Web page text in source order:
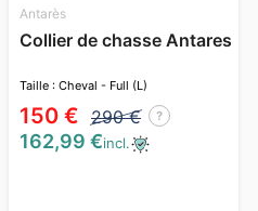
Antarès
Collier de chasse Antares
Taille : Cheval - Full (L)
150 € 290 € ?
162,99 €incl.